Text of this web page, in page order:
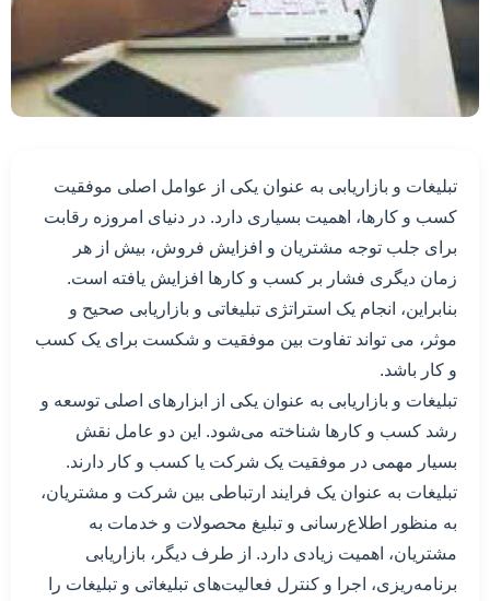
تبلیغات و بازاریابی به عنوان یکی از عوامل اصلی موفقیت
کسب و کارها، اهمیت بسیاری دارد. در دنیای امروزه رقابت
برای جلب توجه مشتریان و افزایش فروش، بیش از هر
زمان دیگری فشار بر کسب و کارها افزایش یافته است.
بنابراین، انجام یک استراتژی تبلیغاتی و بازاریابی صحیح و
موثر، می تواند تفاوت بین موفقیت و شکست برای یک کسب
و کار باشد.
تبلیغات و بازاریابی به عنوان یکی از ابزارهای اصلی توسعه و
رشد کسب و کارها شناخته می‌شود. این دو عامل نقش
بسیار مهمی در موفقیت یک شرکت یا کسب و کار دارند.
تبلیغات به عنوان یک فرایند ارتباطی بین شرکت و مشتریان،
به منظور اطلاع‌رسانی و تبلیغ محصولات و خدمات به
مشتریان، اهمیت زیادی دارد. از طرف دیگر، بازاریابی
برنامه‌ریزی، اجرا و کنترل فعالیت‌های تبلیغاتی و تبلیغات را